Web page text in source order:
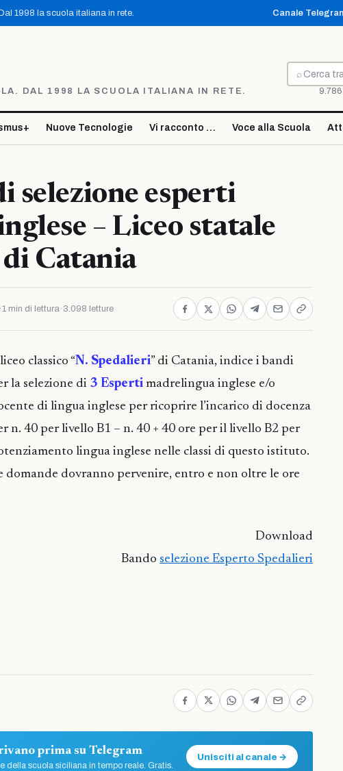
1998 la scuola italiana in rete. Canale
DAL 1998 LA SCUOLA ITALIANA IN RETE.
⌕
Cerca
9.786
Nuove Tecnologie Vi racconto … Voce alla Scuola
selezione esperti
– Liceo statale
di Catania
·1 min di lettura· 3.098 letture
classico “N. Spedalieri” di Catania, indice i bandi
la selezione di 3 Esperti madrelingua inglese e/o
di lingua inglese per ricoprire l’incarico di docenza
n. 40 per livello B1 – n. 40 + 40 ore per il livello B2 per
lingua inglese nelle classi di questo istituto.
domande dovranno pervenire, entro e non oltre le ore
Download
Bando selezione Esperto Spedalieri
prima su Telegram
scuola siciliana in tempo reale. Gratis.
Unisciti al canale →